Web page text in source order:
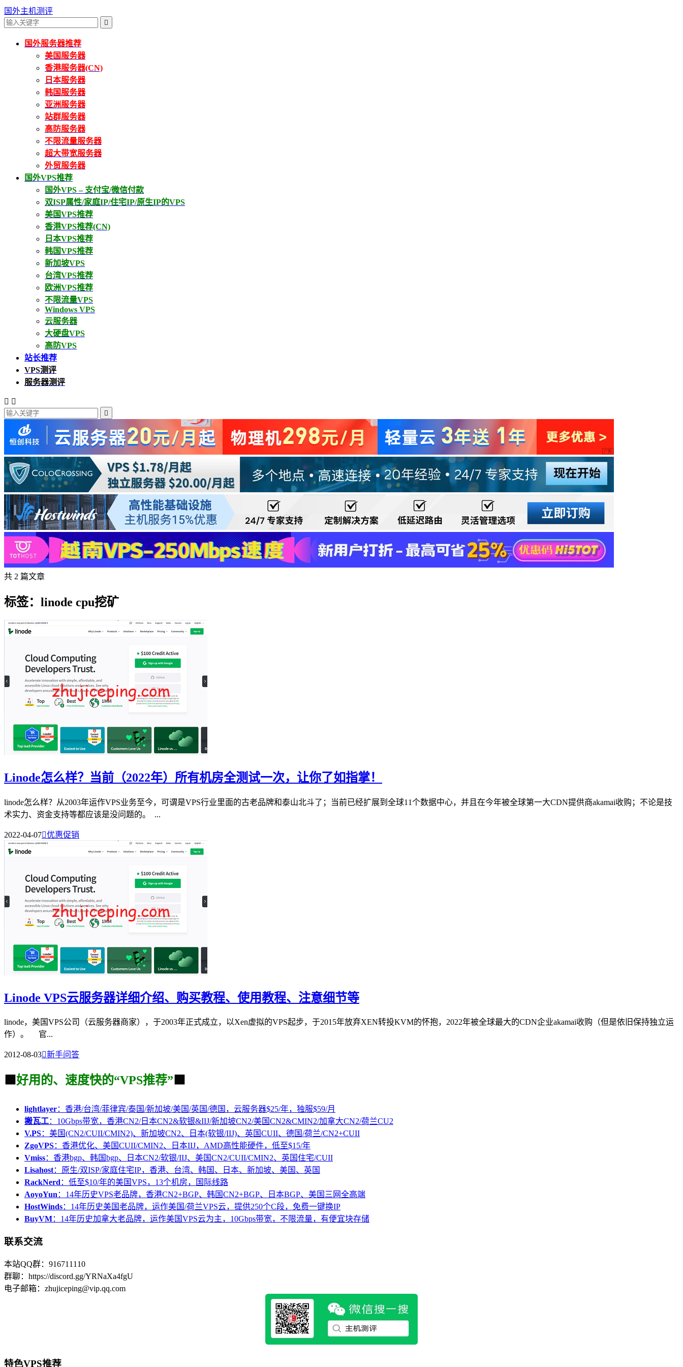
国外主机测评

国外服务器推荐
美国服务器
香港服务器(CN)
日本服务器
韩国服务器
亚洲服务器
站群服务器
高防服务器
不限流量服务器
超大带宽服务器
外贸服务器
国外VPS推荐
国外VPS – 支付宝/微信付款
双ISP属性/家庭IP/住宅IP/原生IP的VPS
美国VPS推荐
香港VPS推荐(CN)
日本VPS推荐
韩国VPS推荐
新加坡VPS
台湾VPS推荐
欧洲VPS推荐
不限流量VPS
Windows VPS
云服务器
大硬盘VPS
高防VPS
站长推荐
VPS测评
服务器测评
 

共 2 篇文章
标签：linode cpu挖矿
Linode怎么样？当前（2022年）所有机房全测试一次，让你了如指掌！
linode怎么样？从2003年运作VPS业务至今，可谓是VPS行业里面的古老品牌和泰山北斗了；当前已经扩展到全球11个数据中心，并且在今年被全球第一大CDN提供商akamai收购；不论是技
术实力、资金支持等都应该是没问题的。 ...
2022-04-07优惠促销
Linode VPS云服务器详细介绍、购买教程、使用教程、注意细节等
linode，美国VPS公司（云服务器商家），于2003年正式成立，以Xen虚拟的VPS起步，于2015年放弃XEN转投KVM的怀抱，2022年被全球最大的CDN企业akamai收购（但是依旧保持独立运
作）。 官...
2012-08-03新手问答
🟩 好用的、速度快的“VPS推荐” 🟩
lightlayer：香港/台湾/菲律宾/泰国/新加坡/美国/英国/德国，云服务器$25/年，独服$59/月
搬瓦工：10Gbps带宽，香港CN2/日本CN2&软银&IIJ/新加坡CN2/美国CN2&CMIN2/加拿大CN2/荷兰CU2
V.PS：美国(CN2/CUII/CMIN2)、新加坡CN2、日本(软银/IIJ)、英国CUII、德国/荷兰/CN2+CUII
ZgoVPS：香港优化、美国CUII/CMIN2、日本IIJ，AMD高性能硬件，低至$15/年
Vmiss：香港bgp、韩国bgp、日本CN2/软银/IIJ、美国CN2/CUII/CMIN2、英国住宅/CUII
Lisahost：原生/双ISP/家庭住宅IP，香港、台湾、韩国、日本、新加坡、美国、英国
RackNerd ：低至$10/年的美国VPS，13个机房，国际线路
AoyoYun ：14年历史VPS老品牌，香港CN2+BGP、韩国CN2+BGP、日本BGP、美国三网全高端
HostWinds：14年历史美国老品牌，运作美国/荷兰VPS云，提供250个C段，免费一键换IP
BuyVM：14年历史加拿大老品牌，运作美国VPS云为主，10Gbps带宽，不限流量，有便宜块存储
联系交流
本站QQ群：916711110
群聊：https://discord.gg/YRNaXa4fgU
电子邮箱：zhujiceping@vip.qq.com
特色VPS推荐